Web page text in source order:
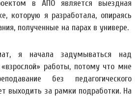
в АПО является выездная
которую я разработала, опираясь
полученные на парах в универе.
я начала задумываться над
работы, потому что мне
без педагогического
выходить за рамки подработки. На